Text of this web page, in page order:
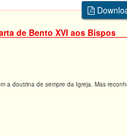
de Bento XVI aos Bispos
a doutrina de sempre da Igreja. Mas